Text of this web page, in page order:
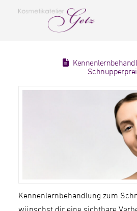
Kennenlernbehandlung zum